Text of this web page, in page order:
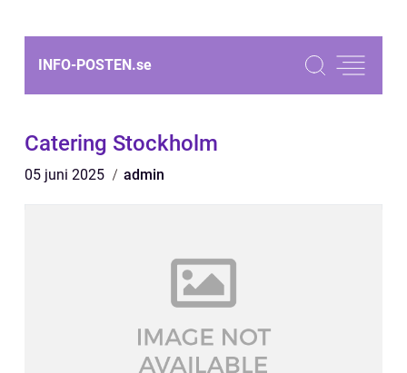
INFO-POSTEN.se
Catering Stockholm
05 juni 2025 admin